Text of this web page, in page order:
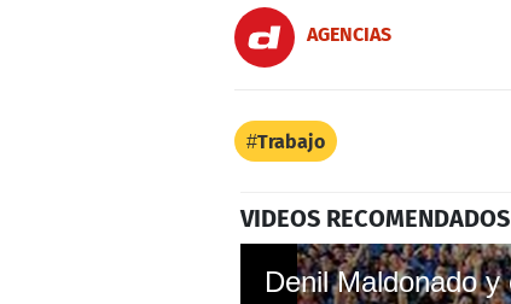
AGENCIAS
Trabajo
VIDEOS RECOMENDADOS